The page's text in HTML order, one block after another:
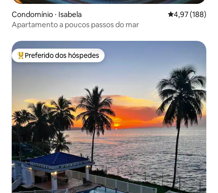
Condomínio ⋅ Isabela 4,97 de uma
4,97 (188)
Apartamento a poucos passos do mar
Entre os melhores preferidos dos hóspedes
Preferido dos hóspedes